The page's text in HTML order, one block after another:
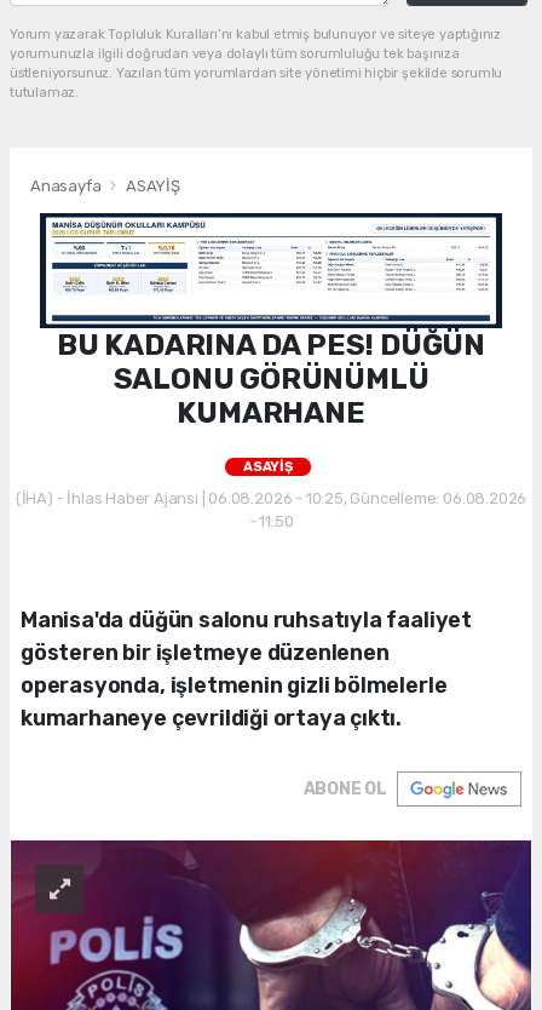
Yorum yazarak Topluluk Kuralları’nı kabul etmiş bulunuyor ve siteye yaptığınız
yorumunuzla ilgili doğrudan veya dolaylı tüm sorumluluğu tek başınıza
üstleniyorsunuz. Yazılan tüm yorumlardan site yönetimi hiçbir şekilde sorumlu
tutulamaz.
Anasayfa ASAYİŞ
BU KADARINA DA PES! DÜĞÜN
SALONU GÖRÜNÜMLÜ
KUMARHANE
ASAYİŞ
(İHA) - İhlas Haber Ajansı | 06.08.2026 - 10:25, Güncelleme: 06.08.2026
- 11:50
Manisa'da düğün salonu ruhsatıyla faaliyet
gösteren bir işletmeye düzenlenen
operasyonda, işletmenin gizli bölmelerle
kumarhaneye çevrildiği ortaya çıktı.
ABONE OL